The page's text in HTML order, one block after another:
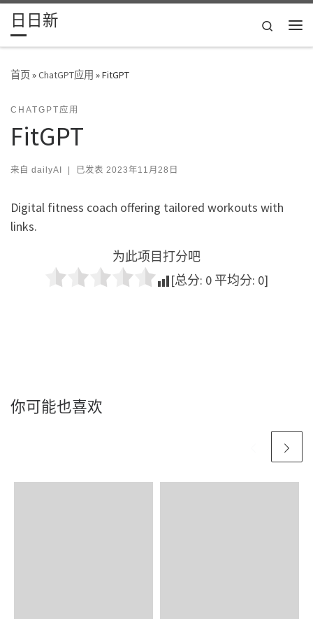
Skip to content
日日新
Search
首页»ChatGPT应用 »FitGPT
CHATGPT应用
FitGPT
来自 dailyAI | 已发表 2023年11月28日
Digital fitness coach offering tailored workouts with
links.
为此项目打分吧
[总分: 0 平均分: 0]
你可能也喜欢